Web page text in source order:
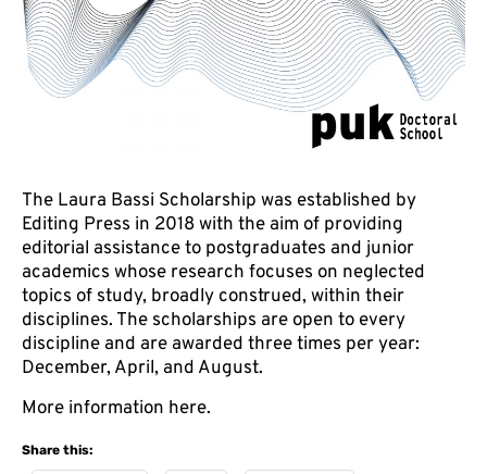
The Laura Bassi Scholarship was established by
Editing Press in 2018 with the aim of providing
editorial assistance to postgraduates and junior
academics whose research focuses on neglected
topics of study, broadly construed, within their
disciplines. The scholarships are open to every
discipline and are awarded three times per year:
December, April, and August.
More information here.
Share this: